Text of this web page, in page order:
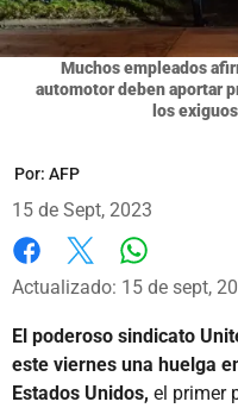
Muchos empleados
automotor deben aportar
los
Por: AFP
15 de Sept, 2023
Facebook
X
Actualizado: 15 de sept,
El poderoso sindicato
este viernes una huelga
Estados Unidos, el primer